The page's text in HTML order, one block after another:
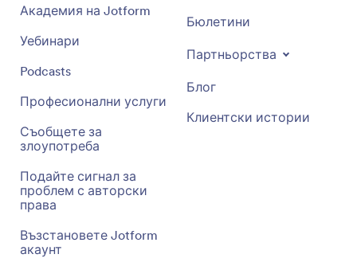
Академия на Jotform
Уебинари
Podcasts
Професионални услуги
Съобщете за
злоупотреба
Подайте сигнал за
проблем с авторски
права
Възстановете Jotform
акаунт
Бюлетини
Партньорства
Блог
Клиентски истории